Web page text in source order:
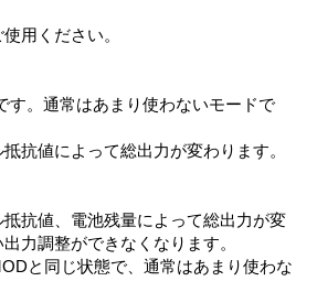
用ください。
す。通常はあまり使わないモードで
抗値によって総出力が変わります。
抗値、電池残量によって総出力が変
力調整ができなくなります。
と同じ状態で、通常はあまり使わな